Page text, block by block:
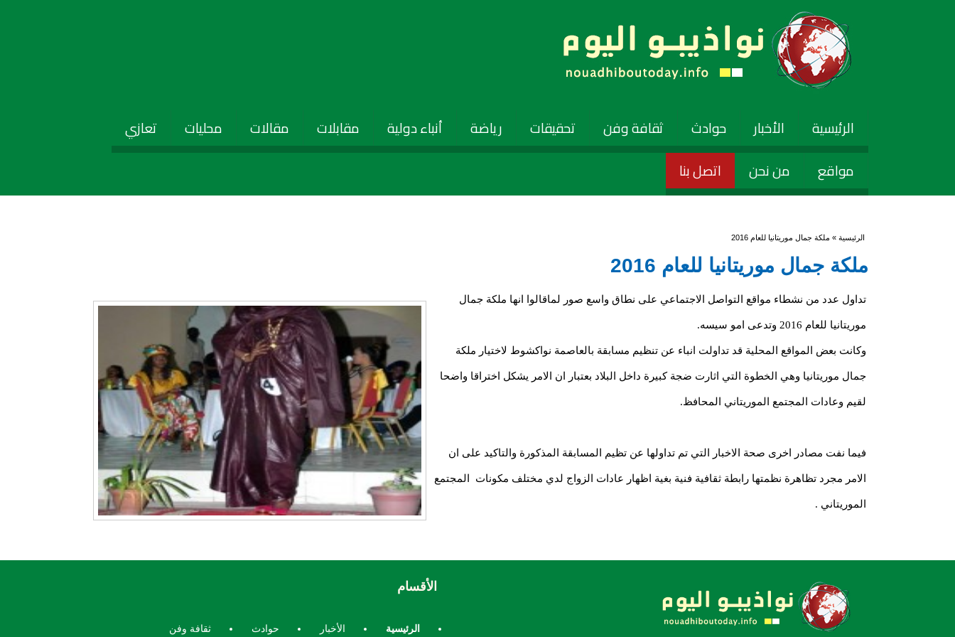
الرئيسية الأخبار حوادث ثقافة وفن تحقيقات رياضة أنباء دولية مقابلات مقالات محليات
تعازي
مواقع
من نحن اتصل بنا
أنت هنا
الرئيسية » ملكة جمال موريتانيا للعام 2016
ملكة جمال موريتانيا للعام 2016
تداول عدد من نشطاء مواقع التواصل الاجتماعي على نطاق واسع صور لماقالوا انها ملكة جمال
موريتانيا للعام 2016 وتدعى امو سيسه.
وكانت بعض المواقع المحلية قد تداولت انباء عن تنظيم مسابقة بالعاصمة نواكشوط لاختيار ملكة
جمال موريتانيا وهي الخطوة التي اثارت ضجة كبيرة داخل البلاد بعتبار ان الامر يشكل اختراقا واضحا
لقيم وعادات المجتمع الموريتاني المحافظ.
فيما نفت مصادر اخرى صحة الاخبار التي تم تداولها عن تظيم المسابقة المذكورة والتاكيد على ان
الامر مجرد تظاهرة نظمتها رابطة ثقافية فنية بغية اظهار عادات الزواج لدي مختلف مكونات المجتمع
الموريتاني .
الأقسام
الرئيسية الأخبار حوادث ثقافة وفن